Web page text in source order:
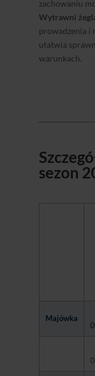
zachowaniu
Wytrawni
prowadzenia i
ułatwia
warunkach.
sezon
Majówka